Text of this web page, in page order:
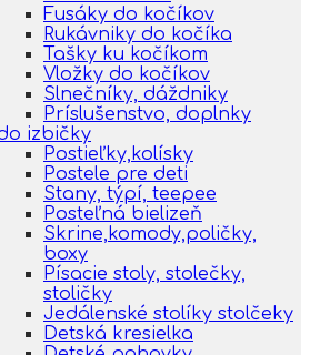
Fusáky do kočíkov
Rukávniky do kočíka
Tašky ku kočíkom
Vložky do kočíkov
Slnečníky, dáždniky
Príslušenstvo, doplnky
izbičky
Postieľky,kolísky
Postele pre deti
Stany, týpí, teepee
Posteľná bielizeň
Skrine,komody,poličky,
boxy
Písacie stoly, stolečky,
stoličky
Jedálenské stolíky stolčeky
Detská kresielka